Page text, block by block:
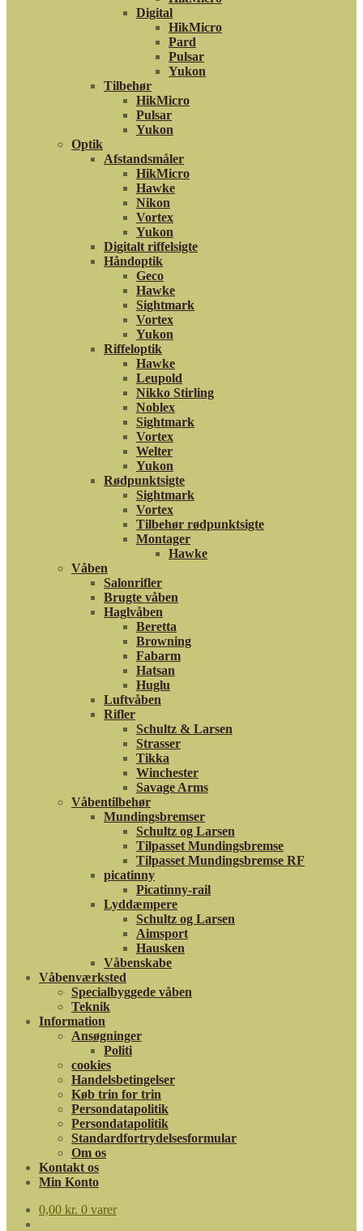
Digital
HikMicro
Pard
Pulsar
Yukon
Tilbehør
HikMicro
Pulsar
Yukon
Optik
Afstandsmåler
HikMicro
Hawke
Nikon
Vortex
Yukon
Digitalt riffelsigte
Håndoptik
Geco
Hawke
Sightmark
Vortex
Yukon
Riffeloptik
Hawke
Leupold
Nikko Stirling
Noblex
Sightmark
Vortex
Welter
Yukon
Rødpunktsigte
Sightmark
Vortex
Tilbehør rødpunktsigte
Montager
Hawke
Våben
Salonrifler
Brugte våben
Haglvåben
Beretta
Browning
Fabarm
Hatsan
Huglu
Luftvåben
Rifler
Schultz & Larsen
Strasser
Tikka
Winchester
Savage Arms
Våbentilbehør
Mundingsbremser
Schultz og Larsen
Tilpasset Mundingsbremse
Tilpasset Mundingsbremse RF
picatinny
Picatinny-rail
Lyddæmpere
Schultz og Larsen
Aimsport
Hausken
Våbenskabe
Våbenværksted
Specialbyggede våben
Teknik
Information
Ansøgninger
Politi
cookies
Handelsbetingelser
Køb trin for trin
Persondatapolitik
Persondatapolitik
Standardfortrydelsesformular
Om os
Kontakt os
Min Konto
0,00 kr. 0 varer